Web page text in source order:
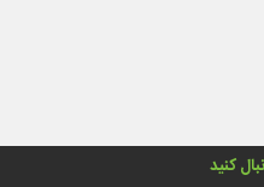
کنید